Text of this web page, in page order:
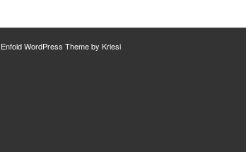
Enfold WordPress Theme by Kriesi